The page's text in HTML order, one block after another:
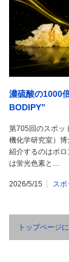
濃硫酸の1000
BODIPY”
第705回のスポッ
機化学研究室）
紹介するのはボ
は蛍光色素と…
2026/5/15 ス
トップページ